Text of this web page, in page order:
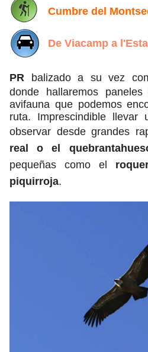
Cumbre del
De Viacamp a l'Estall
PR balizado a su vez
donde hallaremos
avifauna que podemos
ruta. Imprescindible llevar
observar desde grandes
real o el
pequeñas como el
piquirroja.